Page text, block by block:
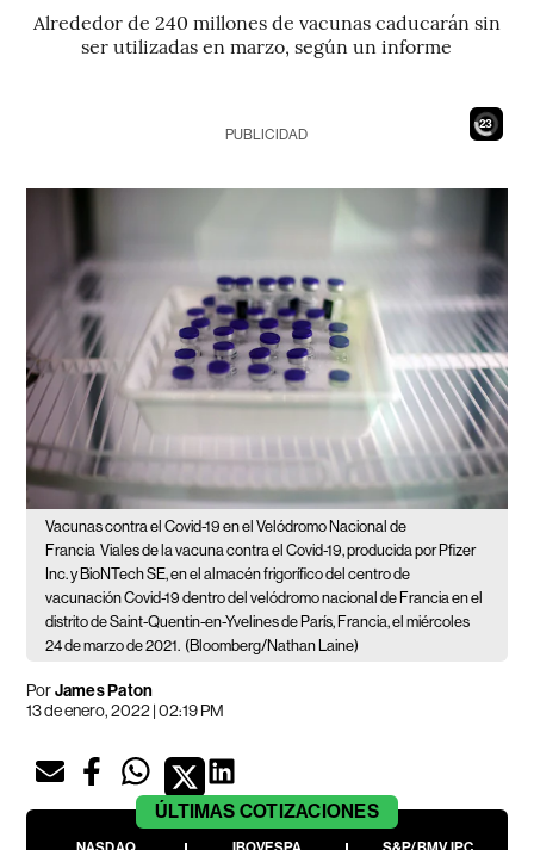
Alrededor de 240 millones de vacunas caducarán sin
ser utilizadas en marzo, según un informe
21
PUBLICIDAD
Vacunas contra el Covid-19 en el Velódromo Nacional de
Francia Viales de la vacuna contra el Covid-19, producida por Pfizer
Inc. y BioNTech SE, en el almacén frigorífico del centro de
vacunación Covid-19 dentro del velódromo nacional de Francia en el
distrito de Saint-Quentin-en-Yvelines de París, Francia, el miércoles
24 de marzo de 2021. (Bloomberg/Nathan Laine)
PorJames Paton
13 de enero, 2022 | 02:19 PM
ÚLTIMAS COTIZACIONES